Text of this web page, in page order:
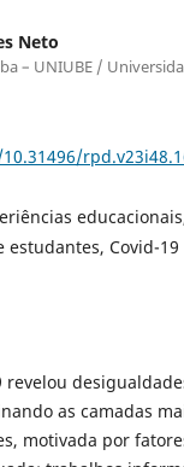
Neto
– UNIUBE /
estudantes, Covid-19
revelou
as camadas
motivada por